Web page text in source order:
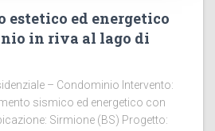
estetico ed energetico
in riva al lago di
– Condominio Intervento:
sismico ed energetico con
Sirmione (BS) Progetto: